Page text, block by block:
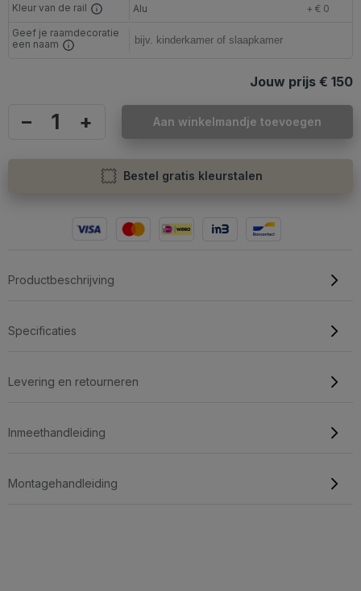
Kleur van de rail Alu
+ € 0
Geef je raamdecoratie
een naam
Jouw prijs € 150
– + Aan winkelmandje toevoegen
Bestel gratis kleurstalen
Productbeschrijving
Specificaties
Levering en retourneren
Inmeethandleiding
Montagehandleiding